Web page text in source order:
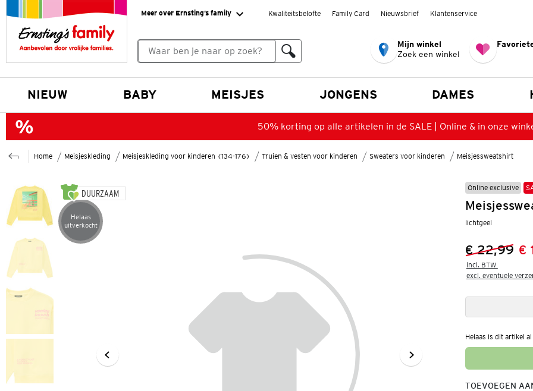
Meer over Ernsting’s family Kwaliteitsbelofte Family Card Nieuwsbrief Klantenservice
Mijn winkel
Zoek een winkel
NIEUW BABY MEISJES JONGENS DAMES
50% korting op alle artikelen in de SALE | Online & in onze
Home Meisjeskleding Meisjeskleding voor kinderen (134-176) Truien & vesten voor kinderen Sweaters voor kinderen Meisjessweatshirt
DUURZAAM
Artikel helaas uitverkocht
Helaas
uitverkocht
Online exclusive
lichtgeel
Vorige
€ 22,99
Nieuwe €
incl. BTW
excl. eventuele
Helaas is dit artikel
TOEVOEGEN